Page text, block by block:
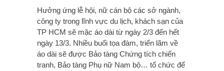
Hưởng ứng lễ hội, nữ cán bộ các sở ngành,
công ty trong lĩnh vực du lịch, khách sạn của
TP HCM sẽ mặc áo dài từ ngày 2/3 đến hết
ngày 13/3. Nhiều buổi tọa đàm, triển lãm về
áo dài sẽ được Bảo tàng Chứng tích chiến
tranh, Bảo tàng Phụ nữ Nam bộ… tổ chức để